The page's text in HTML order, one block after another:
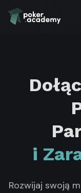
i
Rozwijaj swoją